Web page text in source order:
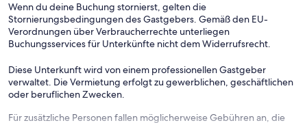
Wenn du deine Buchung stornierst, gelten die
Stornierungsbedingungen des Gastgebers. Gemäß den EU-
Verordnungen über Verbraucherrechte unterliegen
Buchungsservices für Unterkünfte nicht dem Widerrufsrecht.
Diese Unterkunft wird von einem professionellen Gastgeber
verwaltet. Die Vermietung erfolgt zu gewerblichen, geschäftlichen
oder beruflichen Zwecken.
Für zusätzliche Personen fallen möglicherweise Gebühren an, die